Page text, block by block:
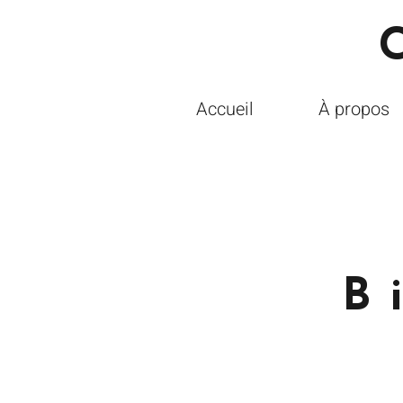
Accueil À propos